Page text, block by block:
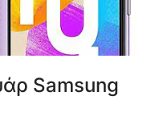
Samsung